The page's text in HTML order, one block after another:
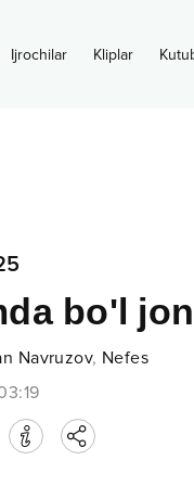
Ijrochilar Kliplar
bo'l
Navruzov, Nefes